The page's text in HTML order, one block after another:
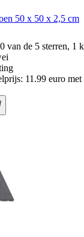
50 x 50 x 2,5 cm
van de 5 sterren, 1
11.99 euro